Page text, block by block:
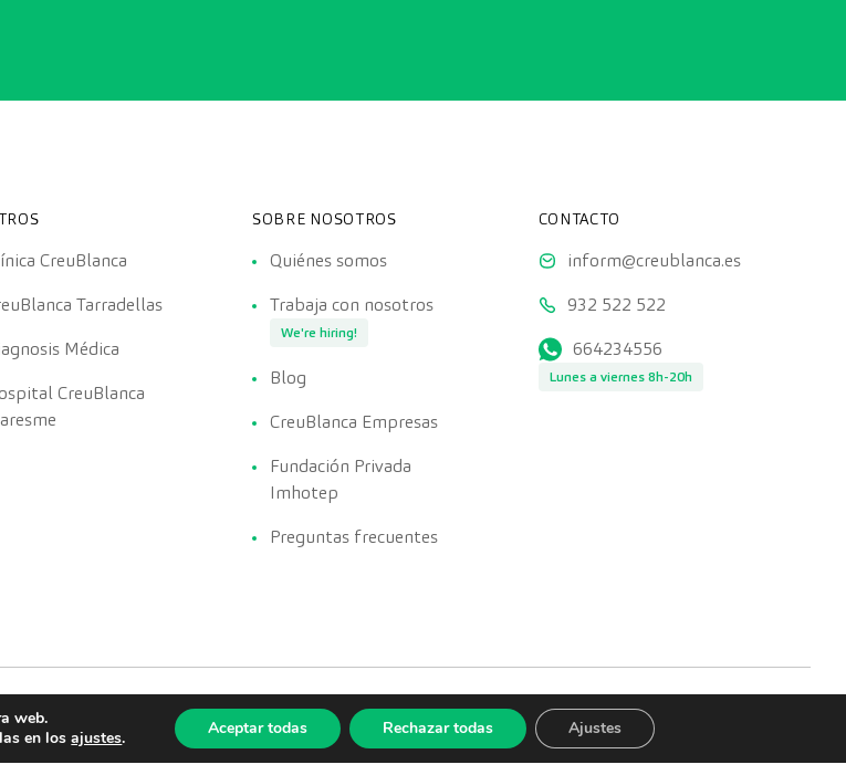
CreuBlanca
Tarradellas
Médica
CreuBlanca
SOBRE NOSOTROS
Quiénes somos
Trabaja con nosotros
We're hiring!
Blog
CreuBlanca Empresas
Fundación Privada
Imhotep
Preguntas frecuentes
CONTACTO
inform@creublanca.es
932 522 522
664234556
Lunes a viernes 8h-20h
Política de calidad
web.
en losajustes. Aceptar todas Rechazar todas Ajustes